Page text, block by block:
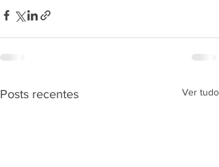
Posts recentes Ver tudo